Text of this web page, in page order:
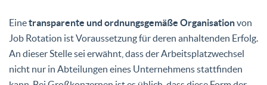
Einetransparente und ordnungsgemäße Organisationvon
Job Rotation ist Voraussetzung für deren anhaltenden Erfolg.
An dieser Stelle sei erwähnt, dass der Arbeitsplatzwechsel
nicht nur in Abteilungen eines Unternehmens stattfinden